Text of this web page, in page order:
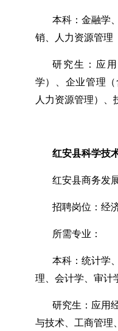
本科：金融学
销、人力资源管理
研究生：应
学）、企业管理（
人力资源管理）、
红安县科学技
红安县商务发
招聘岗位：经
所需专业：
本科：统计学
理、会计学、审计
研究生：应用
与技术、工商管理